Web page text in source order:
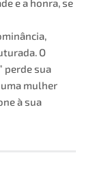
e a honra, se
O
perde sua
uma mulher
à sua